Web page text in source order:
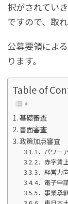
択がされていき
ですので、取
公募要領によ
ります。
Table of
基礎審査
書面審査
政策加点審査
1．パワー
2．赤字賃
3．経営力
4．電子申
5．事業承